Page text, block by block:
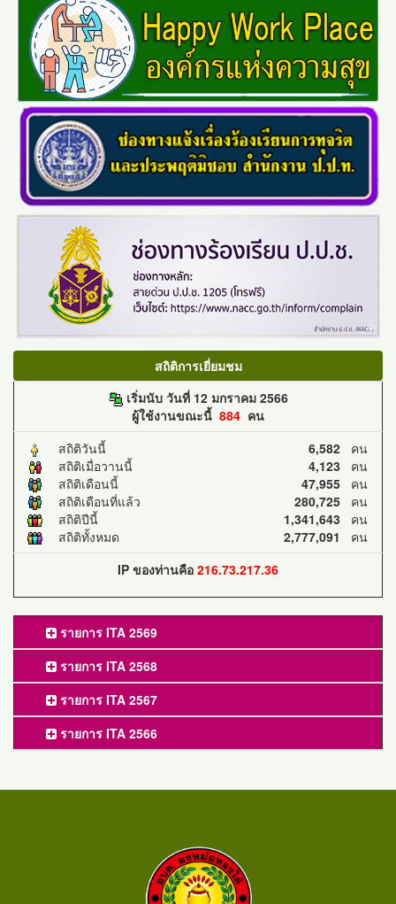
สถิติการเยี่ยมชม
เริ่มนับ วันที่ 12 มกราคม 2566
ผู้ใช้งานขณะนี้ 884 คน
สถิติวันนี้
6,582 คน
สถิติเมื่อวานนี้
4,123 คน
สถิติเดือนนี้
47,955 คน
สถิติเดือนที่แล้ว
280,725 คน
สถิติปีนี้
1,341,643 คน
สถิติทั้งหมด
2,777,091 คน
IP ของท่านคือ 216.73.217.36
รายการ ITA 2569
รายการ ITA 2568
รายการ ITA 2567
รายการ ITA 2566